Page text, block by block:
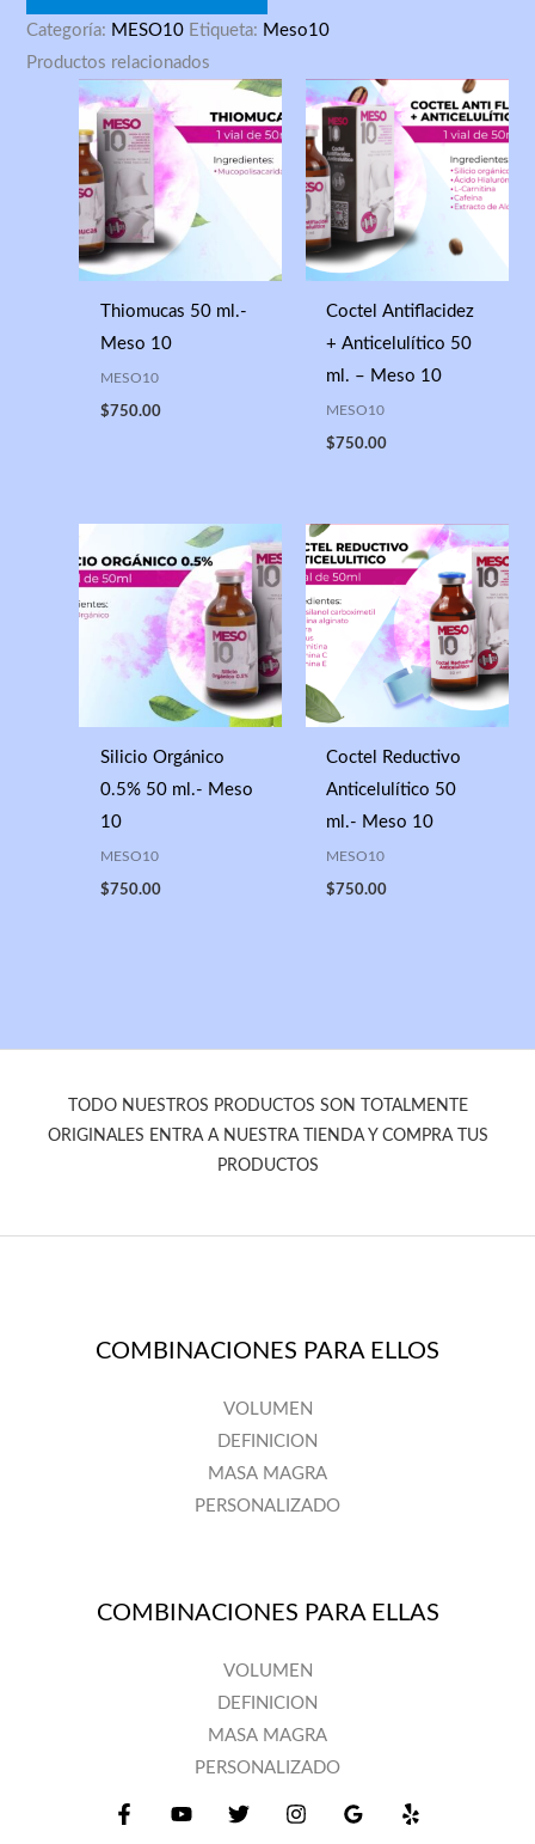
Categoría: MESO10 Etiqueta: Meso10
Productos relacionados
Thiomucas 50 ml.-
Meso 10
MESO10
$750.00
Coctel Antiflacidez
+ Anticelulítico 50
ml. – Meso 10
MESO10
$750.00
Silicio Orgánico
0.5% 50 ml.- Meso
10
MESO10
$750.00
Coctel Reductivo
Anticelulítico 50
ml.- Meso 10
MESO10
$750.00
TODO NUESTROS PRODUCTOS SON TOTALMENTE
ORIGINALES ENTRA A NUESTRA TIENDA Y COMPRA TUS
PRODUCTOS
COMBINACIONES PARA ELLOS
VOLUMEN
DEFINICION
MASA MAGRA
PERSONALIZADO
COMBINACIONES PARA ELLAS
VOLUMEN
DEFINICION
MASA MAGRA
PERSONALIZADO